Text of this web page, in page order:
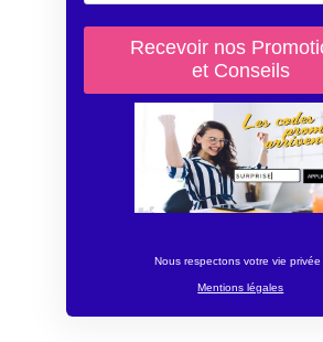
Nous respectons votre vie privée
Mentions légales